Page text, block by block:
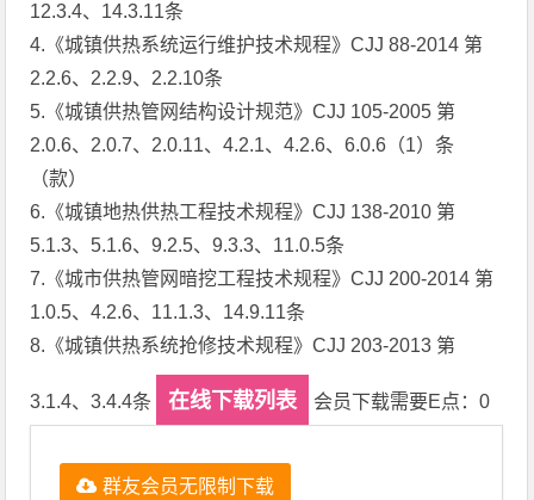
12.3.4、14.3.11条
4.《城镇供热系统运行维护技术规程》CJJ 88-2014 第
2.2.6、2.2.9、2.2.10条
5.《城镇供热管网结构设计规范》CJJ 105-2005 第
2.0.6、2.0.7、2.0.11、4.2.1、4.2.6、6.0.6（1）条
（款）
6.《城镇地热供热工程技术规程》CJJ 138-2010 第
5.1.3、5.1.6、9.2.5、9.3.3、11.0.5条
7.《城市供热管网暗挖工程技术规程》CJJ 200-2014 第
1.0.5、4.2.6、11.1.3、14.9.11条
8.《城镇供热系统抢修技术规程》CJJ 203-2013 第
3.1.4、3.4.4条 在线下载列表 会员下载需要E点：0
群友会员无限制下载